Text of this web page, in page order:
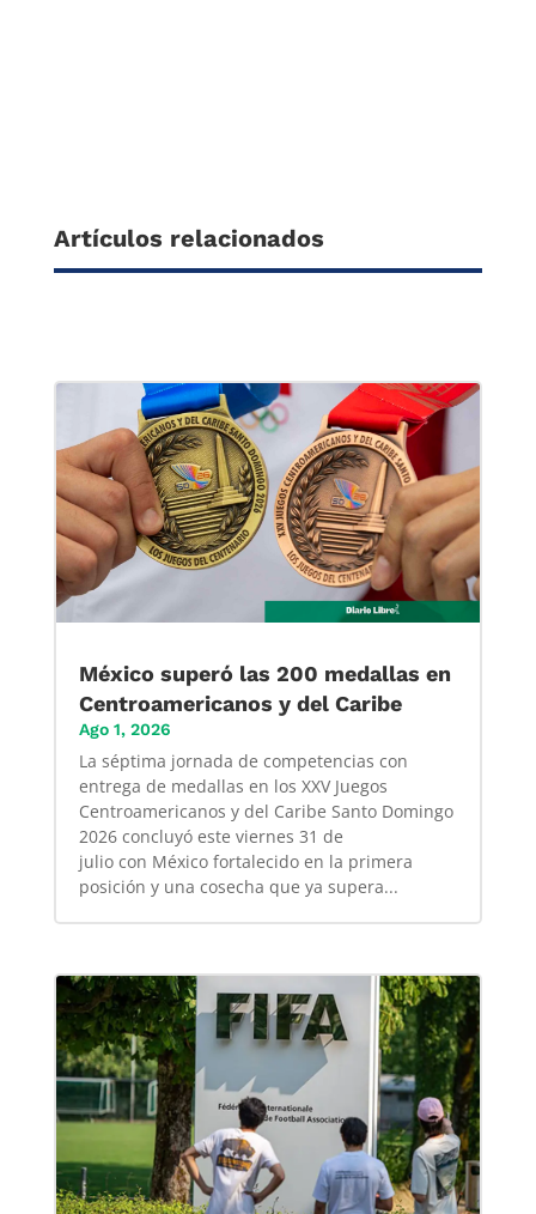
Artículos relacionados
México superó las 200 medallas en
Centroamericanos y del Caribe
Ago 1, 2026
La séptima jornada de competencias con
entrega de medallas en los XXV Juegos
Centroamericanos y del Caribe Santo Domingo
2026 concluyó este viernes 31 de
julio con México fortalecido en la primera
posición y una cosecha que ya supera...